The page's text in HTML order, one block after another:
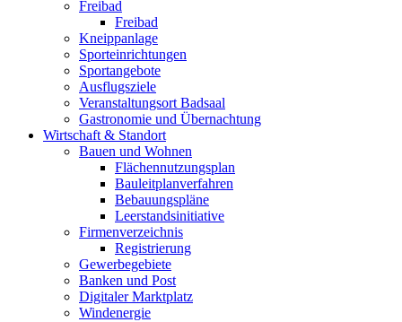
Freibad
Freibad
Kneippanlage
Sporteinrichtungen
Sportangebote
Ausflugsziele
Veranstaltungsort Badsaal
Gastronomie und Übernachtung
Wirtschaft & Standort
Bauen und Wohnen
Flächennutzungsplan
Bauleitplanverfahren
Bebauungspläne
Leerstandsinitiative
Firmenverzeichnis
Registrierung
Gewerbegebiete
Banken und Post
Digitaler Marktplatz
Windenergie